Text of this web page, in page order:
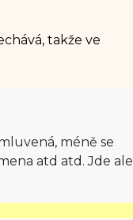
takže ve
méně se
atd atd. Jde ale